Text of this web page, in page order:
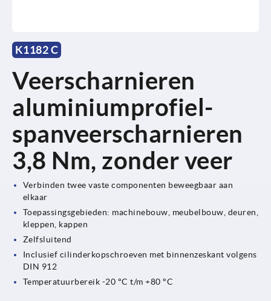
K1182 C
Veerscharnieren
aluminiumprofiel-
spanveerscharnieren
3,8 Nm, zonder veer
Verbinden twee vaste componenten beweegbaar aan
elkaar
Toepassingsgebieden: machinebouw, meubelbouw, deuren,
kleppen, kappen
Zelfsluitend
Inclusief cilinderkopschroeven met binnenzeskant volgens
DIN 912
Temperatuurbereik -20 °C t/m +80 °C